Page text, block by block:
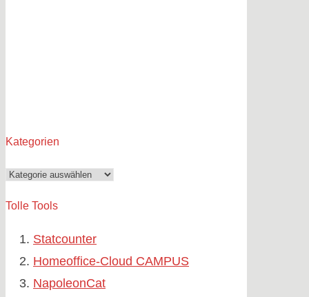
Kategorien
Kategorien
Tolle Tools
Statcounter
Homeoffice-Cloud CAMPUS
NapoleonCat